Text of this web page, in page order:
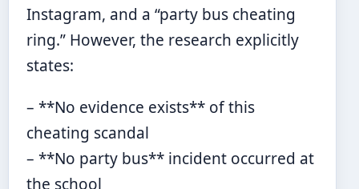
Instagram, and a “party bus cheating
ring.” However, the research explicitly
states:
– **No evidence exists** of this
cheating scandal
– **No party bus** incident occurred at
the school